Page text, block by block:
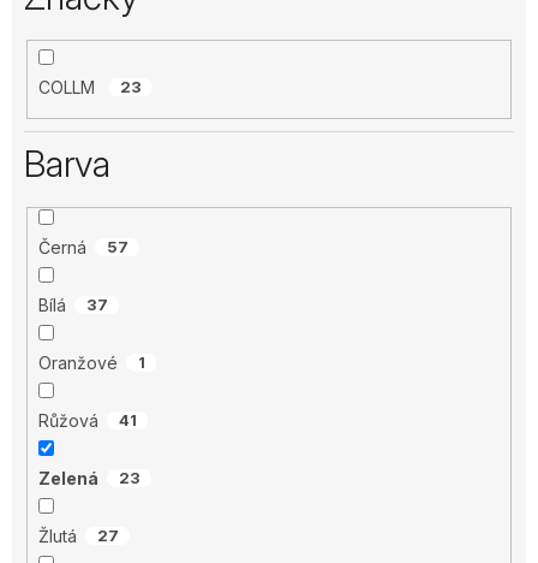
COLLM 23
Barva
Černá 57
Bílá 37
Oranžové 1
Růžová 41
Zelená 23
Žlutá 27